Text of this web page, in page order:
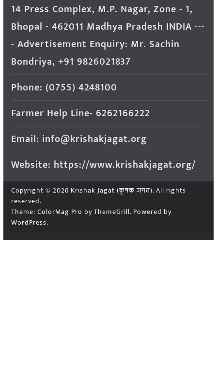
14 Press Complex, M.P. Nagar, Zone - 1,
Bhopal - 462011 Madhya Pradesh INDIA ---
- Advertisement Enquiry: Mr. Sachin
Bondriya, +91 9826021837
Phone: (0755) 4248100
Farmer Help Line- 6262166222
Email: info@krishakjagat.org
Website: https://www.krishakjagat.org/
Copyright © 2026 Krishak Jagat (कृषक जगत). All rights
reserved.
Theme: ColorMag Pro by ThemeGrill. Powered by
WordPress.